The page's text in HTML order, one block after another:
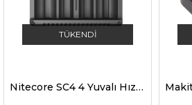
TÜKENDI
Nitecore SC4 4 Yuvalı Hızlı Pil Şarj Cihazı